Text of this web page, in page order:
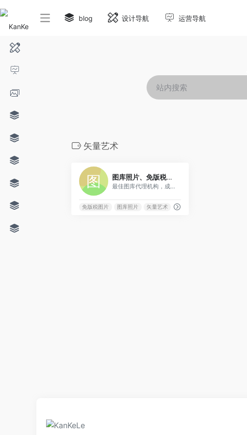
blog 设计导航 运营导航
矢量艺术
图库照片、免版税图片、矢量艺术、视频片段
最佳图库代理机构，成千上万优质图库照片、免版税图片、插图和矢量艺术，价格合理。
免版税图片 图库照片 矢量艺术 视频片段